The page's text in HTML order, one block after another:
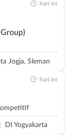
Jogja, Sleman
hari ini
DI Yogyakarta
hari ini